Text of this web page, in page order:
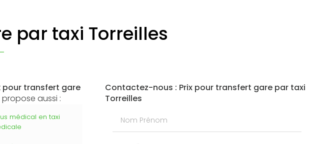
par taxi Torreilles
pour transfert gare
aussi :
médical en taxi
Contactez-nous : Prix pour transfert gare par taxi
Torreilles